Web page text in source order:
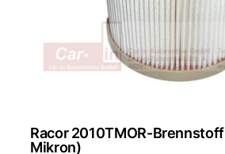
Racor 2010TMOR-
Mikron)